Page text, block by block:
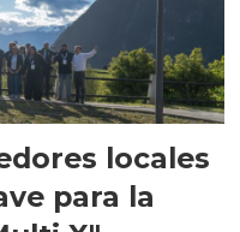
locales
para la